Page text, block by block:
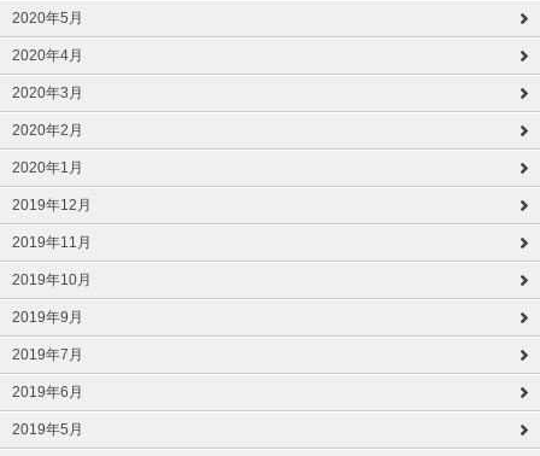
2020年5月
2020年4月
2020年3月
2020年2月
2020年1月
2019年12月
2019年11月
2019年10月
2019年9月
2019年7月
2019年6月
2019年5月